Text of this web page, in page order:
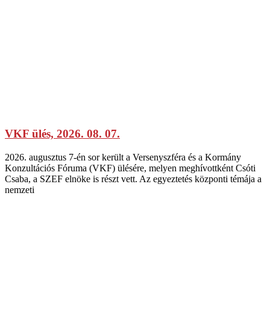
VKF ülés, 2026. 08. 07.
2026. augusztus 7-én sor került a Versenyszféra és a Kormány
Konzultációs Fóruma (VKF) ülésére, melyen meghívottként Csóti
Csaba, a SZEF elnöke is részt vett. Az egyeztetés központi témája a
nemzeti